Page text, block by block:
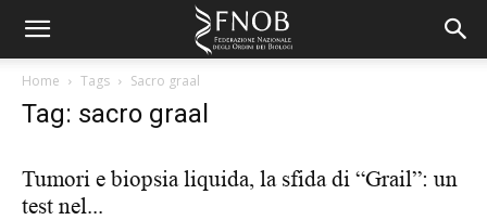
Home Tags Sacro graal
Tag: sacro graal
Tumori e biopsia liquida, la sfida di “Grail”: un
test nel...